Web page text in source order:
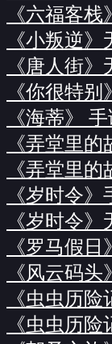
《六福客
《小叛逆
《唐人街
《你很特
《海蒂》
《弄堂里
《弄堂里
《岁时令
《岁时令
《罗马假
《风云码
《虫虫历
《虫虫历